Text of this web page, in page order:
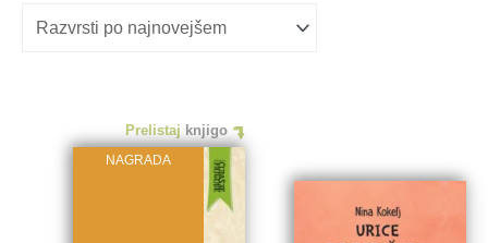
datumu
Prelistaj knjigo
NAGRADA